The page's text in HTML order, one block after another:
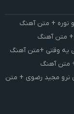
نوره + متن آهنگ
+ متن آهنگ
یه وقتی +متن آهنگ
متن آهنگ
نرو مجید رضوی + متن